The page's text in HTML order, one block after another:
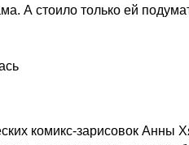
А стоило только ей
комикс-зарисовок Анны